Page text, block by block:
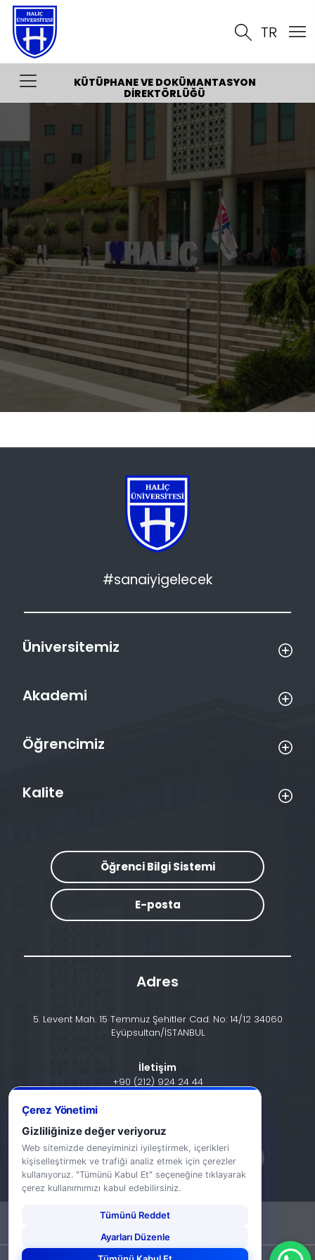
TR
KÜTÜPHANE VE DOKÜMANTASYON
DIREKTÖRLÜĞÜ
Kalite
İletişim
#sanaiyigelecek
Üniversitemiz
Akademi
Öğrencimiz
Kalite
Öğrenci Bilgi Sistemi
E-posta
Adres
5. Levent Mah. 15 Temmuz Şehitler Cad. No: 14/12 34060
Eyüpsultan/İSTANBUL
İletişim
+90 (212) 924 24 44
Çerez Yönetimi
Gizliliğinize değer veriyoruz
Web sitemizde deneyiminizi iyileştirmek, içerikleri
kişiselleştirmek ve trafiği analiz etmek için çerezler
kullanıyoruz. "Tümünü Kabul Et" seçeneğine tıklayarak
çerez kullanımımızı kabul edebilirsiniz.
Tümünü Reddet
Ayarları Düzenle